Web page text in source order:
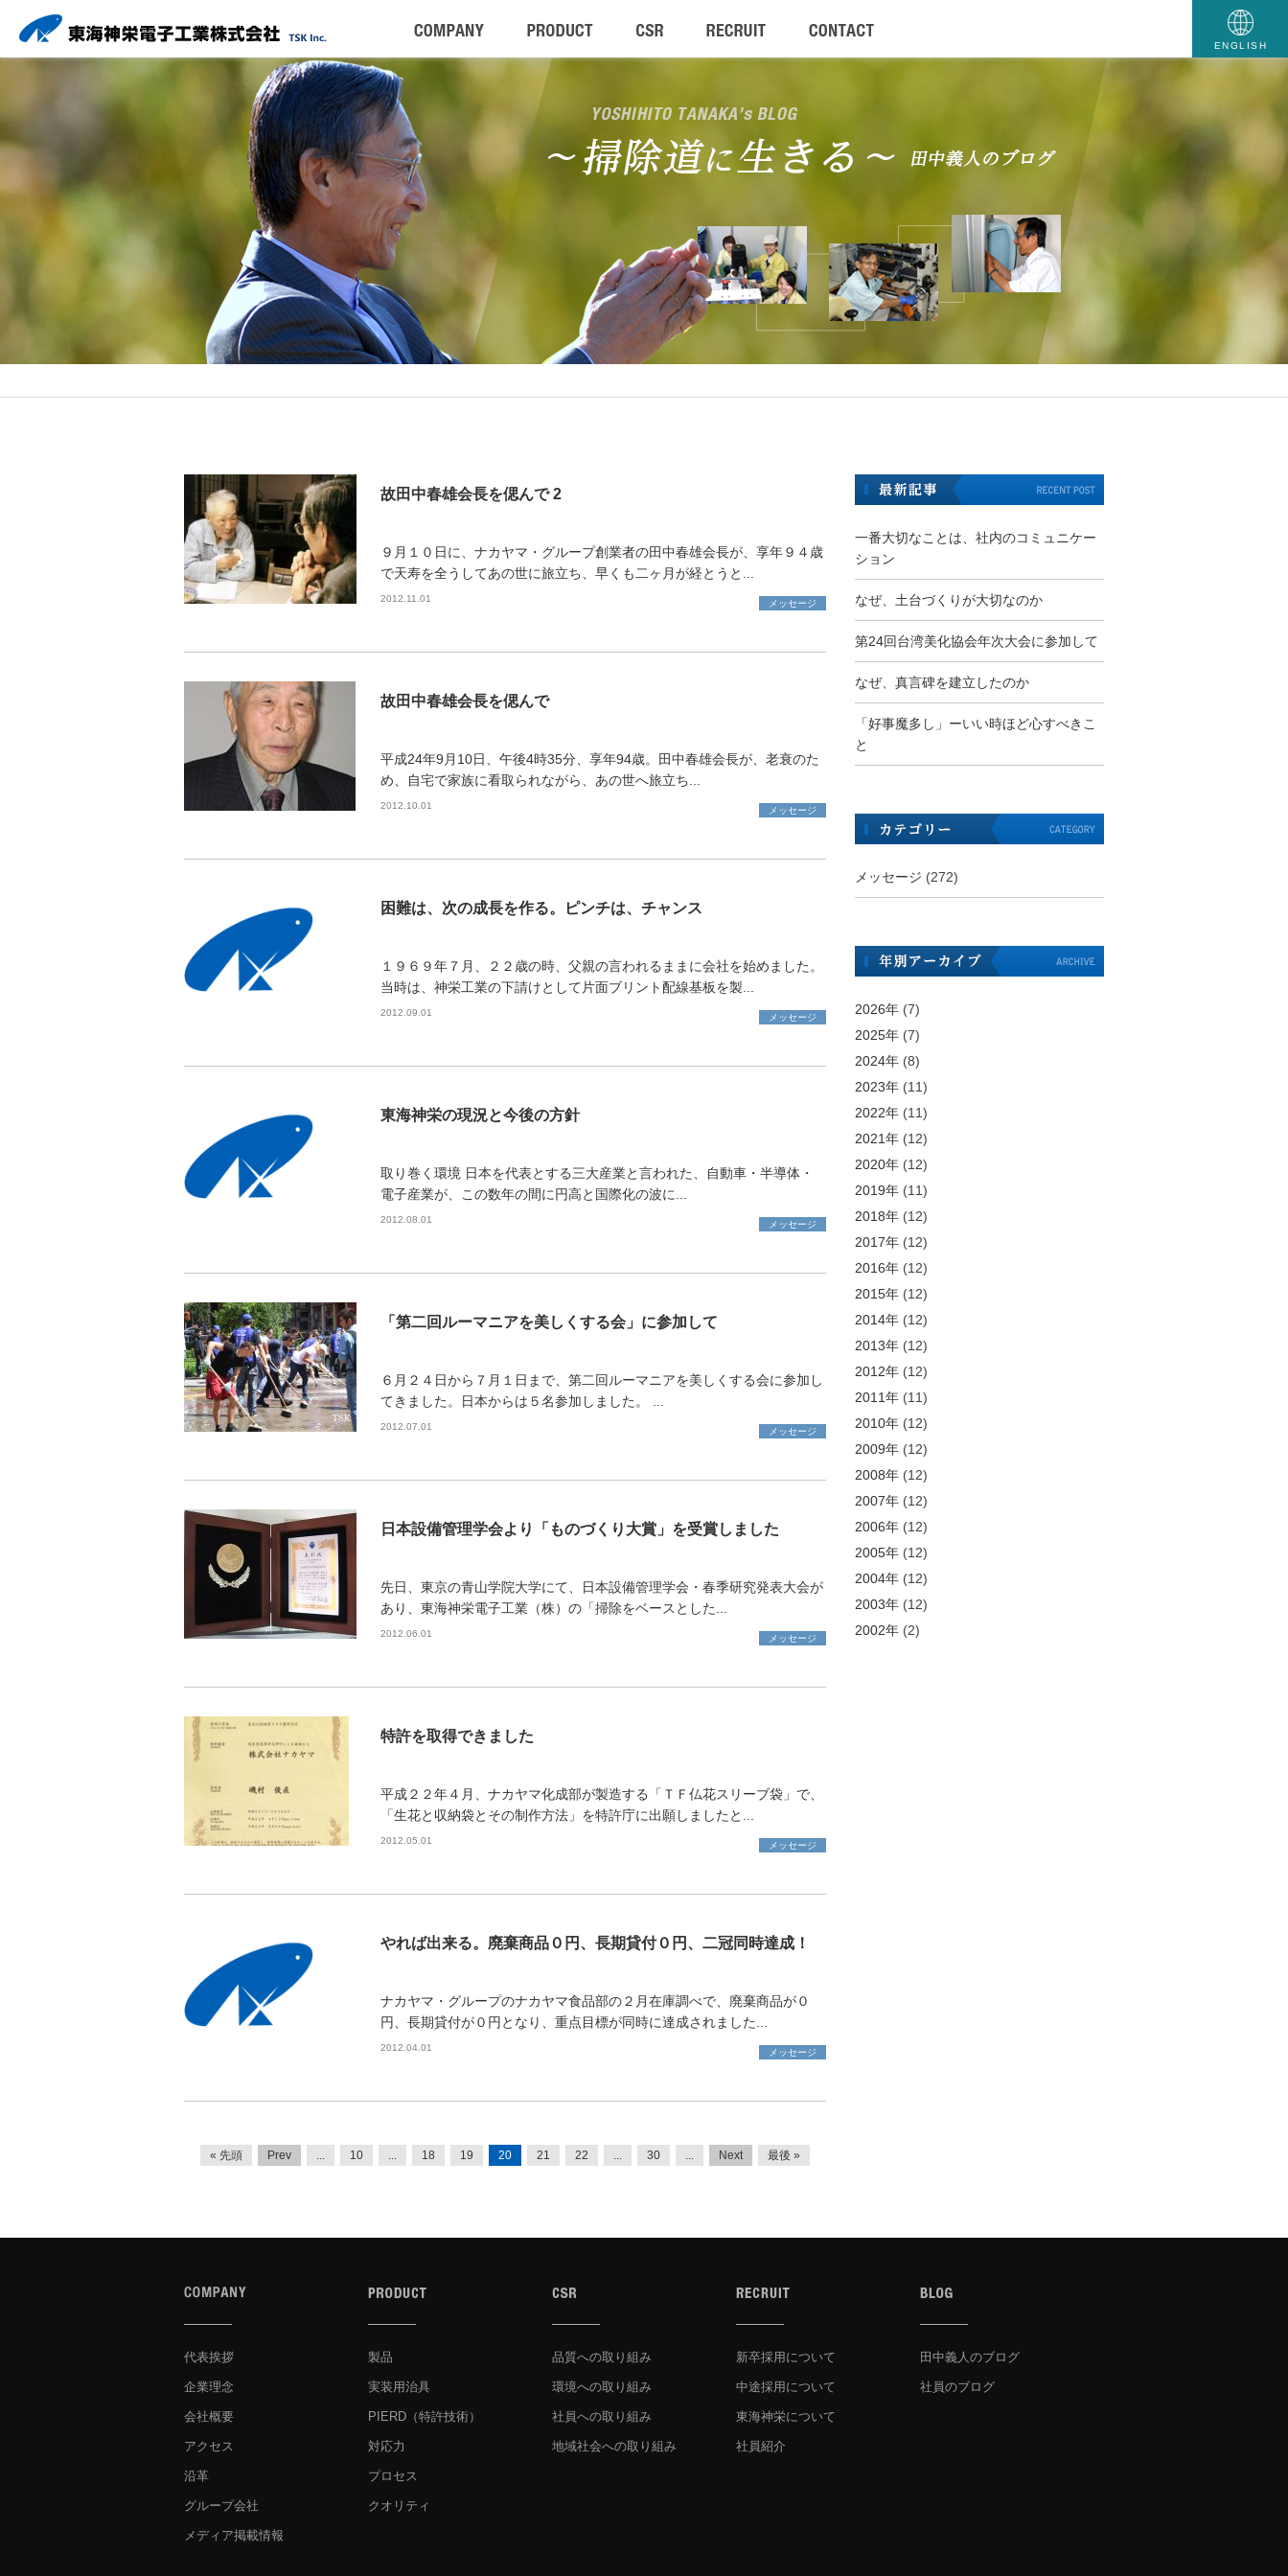
ENGLISH
故田中春雄会長を偲んで 2
９月１０日に、ナカヤマ・グループ創業者の田中春雄会長が、享年９４歳
で天寿を全うしてあの世に旅立ち、早くも二ヶ月が経とうと...
メッセージ
2012.11.01
故田中春雄会長を偲んで
平成24年9月10日、午後4時35分、享年94歳。田中春雄会長が、老衰のた
め、自宅で家族に看取られながら、あの世へ旅立ち...
メッセージ
2012.10.01
困難は、次の成長を作る。ピンチは、チャンス
１９６９年７月、２２歳の時、父親の言われるままに会社を始めました。
当時は、神栄工業の下請けとして片面ブリント配線基板を製...
メッセージ
2012.09.01
東海神栄の現況と今後の方針
取り巻く環境 日本を代表とする三大産業と言われた、自動車・半導体・
電子産業が、この数年の間に円高と国際化の波に...
メッセージ
2012.08.01
「第二回ルーマニアを美しくする会」に参加して
６月２４日から７月１日まで、第二回ルーマニアを美しくする会に参加し
てきました。日本からは５名参加しました。 ...
メッセージ
2012.07.01
日本設備管理学会より「ものづくり大賞」を受賞しました
先日、東京の青山学院大学にて、日本設備管理学会・春季研究発表大会が
あり、東海神栄電子工業（株）の「掃除をベースとした...
メッセージ
2012.06.01
特許を取得できました
平成２２年４月、ナカヤマ化成部が製造する「ＴＦ仏花スリーブ袋」で、
「生花と収納袋とその制作方法」を特許庁に出願しましたと...
メッセージ
2012.05.01
やれば出来る。廃棄商品０円、長期貸付０円、二冠同時達成！
ナカヤマ・グループのナカヤマ食品部の２月在庫調べで、廃棄商品が０
円、長期貸付が０円となり、重点目標が同時に達成されました...
メッセージ
2012.04.01
« 先頭 Prev ... 10 ... 18 19 20 21 22 ... 30 ... Next 最後 »
一番大切なことは、社内のコミュニケー
ション
なぜ、土台づくりが大切なのか
第24回台湾美化協会年次大会に参加して
なぜ、真言碑を建立したのか
「好事魔多し」ーいい時ほど心すべきこ
と
メッセージ (272)
2026年 (7)
2025年 (7)
2024年 (8)
2023年 (11)
2022年 (11)
2021年 (12)
2020年 (12)
2019年 (11)
2018年 (12)
2017年 (12)
2016年 (12)
2015年 (12)
2014年 (12)
2013年 (12)
2012年 (12)
2011年 (11)
2010年 (12)
2009年 (12)
2008年 (12)
2007年 (12)
2006年 (12)
2005年 (12)
2004年 (12)
2003年 (12)
2002年 (2)
代表挨拶
企業理念
会社概要
アクセス
沿革
グループ会社
メディア掲載情報
製品
実装用治具
PIERD （特許技術）
対応力
プロセス
クオリティ
品質への取り組み
環境への取り組み
社員への取り組み
地域社会への取り組み
新卒採用について
中途採用について
東海神栄について
社員紹介
田中義人のブログ
社員のブログ